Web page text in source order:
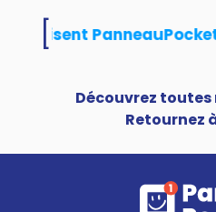
utilisent PanneauPocket
Découvrez
Retournez